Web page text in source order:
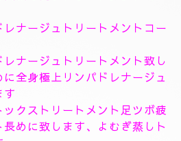
能です
す
す
です
す
ントを致します。
お電話お待ちしています。